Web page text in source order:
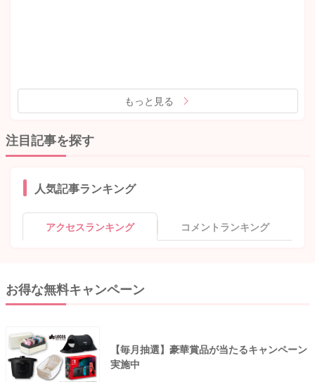
もっと見る
注目記事を探す
人気記事ランキング
アクセスランキング コメントランキング
お得な無料キャンペーン
【毎月抽選】豪華賞品が当たるキャンペーン
実施中